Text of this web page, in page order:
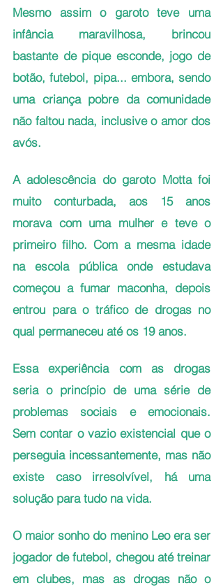
Mesmo assim o garoto teve uma
infância maravilhosa, brincou
bastante de pique esconde, jogo de
botão, futebol, pipa... embora, sendo
uma criança pobre da comunidade
não faltou nada, inclusive o amor dos
avós.
A adolescência do garoto Motta foi
muito conturbada, aos 15 anos
morava com uma mulher e teve o
primeiro filho. Com a mesma idade
na escola pública onde estudava
começou a fumar maconha, depois
entrou para o tráfico de drogas no
qual permaneceu até os 19 anos.
Essa experiência com as drogas
seria o princípio de uma série de
problemas sociais e emocionais.
Sem contar o vazio existencial que o
perseguia incessantemente, mas não
existe caso irresolvível, há uma
solução para tudo na vida.
O maior sonho do menino Leo era ser
jogador de futebol, chegou até treinar
em clubes, mas as drogas não o